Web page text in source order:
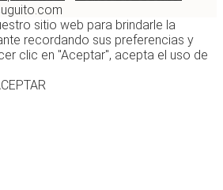
sitio web para brindarle la
recordando sus preferencias y
clic en "Aceptar", acepta el uso de